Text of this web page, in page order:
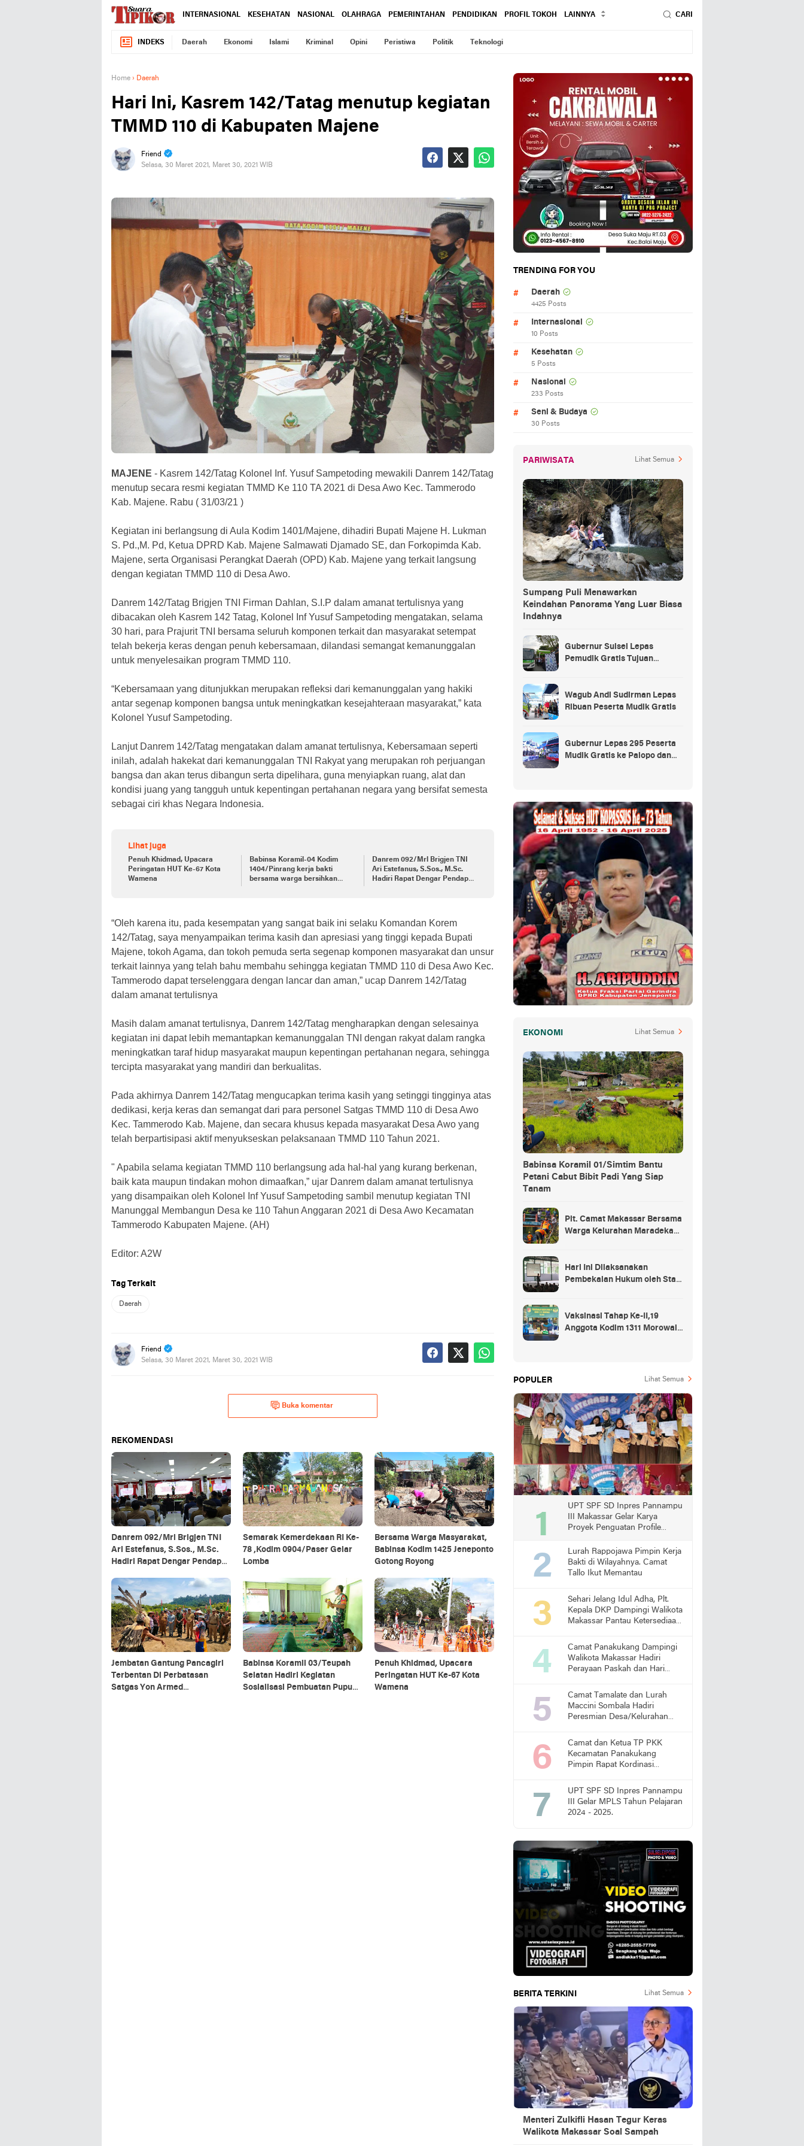
INTERNASIONAL KESEHATAN NASIONAL OLAHRAGA PEMERINTAHAN PENDIDIKAN PROFIL TOKOH LAINNYA CARI
INDEKS Daerah Ekonomi Islami Kriminal Opini Peristiwa Politik Teknologi
Home › Daerah
Hari Ini, Kasrem 142/Tatag menutup kegiatan
TMMD 110 di Kabupaten Majene
Friend
Selasa, 30 Maret 2021, Maret 30, 2021 WIB
MAJENE - Kasrem 142/Tatag Kolonel Inf. Yusuf Sampetoding mewakili Danrem 142/Tatag
menutup secara resmi kegiatan TMMD Ke 110 TA 2021 di Desa Awo Kec. Tammerodo
Kab. Majene. Rabu ( 31/03/21 )
Kegiatan ini berlangsung di Aula Kodim 1401/Majene, dihadiri Bupati Majene H. Lukman
S. Pd.,M. Pd, Ketua DPRD Kab. Majene Salmawati Djamado SE, dan Forkopimda Kab.
Majene, serta Organisasi Perangkat Daerah (OPD) Kab. Majene yang terkait langsung
dengan kegiatan TMMD 110 di Desa Awo.
Danrem 142/Tatag Brigjen TNI Firman Dahlan, S.I.P dalam amanat tertulisnya yang
dibacakan oleh Kasrem 142 Tatag, Kolonel Inf Yusuf Sampetoding mengatakan, selama
30 hari, para Prajurit TNI bersama seluruh komponen terkait dan masyarakat setempat
telah bekerja keras dengan penuh kebersamaan, dilandasi semangat kemanunggalan
untuk menyelesaikan program TMMD 110.
“Kebersamaan yang ditunjukkan merupakan refleksi dari kemanunggalan yang hakiki
antar segenap komponen bangsa untuk meningkatkan kesejahteraan masyarakat,” kata
Kolonel Yusuf Sampetoding.
Lanjut Danrem 142/Tatag mengatakan dalam amanat tertulisnya, Kebersamaan seperti
inilah, adalah hakekat dari kemanunggalan TNI Rakyat yang merupakan roh perjuangan
bangsa dan akan terus dibangun serta dipelihara, guna menyiapkan ruang, alat dan
kondisi juang yang tangguh untuk kepentingan pertahanan negara yang bersifat semesta
sebagai ciri khas Negara Indonesia.
Lihat juga
Penuh Khidmad, Upacara
Peringatan HUT Ke-67 Kota
Wamena
Babinsa Koramil-04 Kodim
1404/Pinrang kerja bakti
bersama warga bersihkan
Danrem 092/Mrl Brigjen TNI
Ari Estefanus, S.Sos., M.Sc.
Hadiri Rapat Dengar Pendapat
“Oleh karena itu, pada kesempatan yang sangat baik ini selaku Komandan Korem
142/Tatag, saya menyampaikan terima kasih dan apresiasi yang tinggi kepada Bupati
Majene, tokoh Agama, dan tokoh pemuda serta segenap komponen masyarakat dan unsur
terkait lainnya yang telah bahu membahu sehingga kegiatan TMMD 110 di Desa Awo Kec.
Tammerodo dapat terselenggara dengan lancar dan aman,” ucap Danrem 142/Tatag
dalam amanat tertulisnya
Masih dalam amanat tertulisnya, Danrem 142/Tatag mengharapkan dengan selesainya
kegiatan ini dapat lebih memantapkan kemanunggalan TNI dengan rakyat dalam rangka
meningkatkan taraf hidup masyarakat maupun kepentingan pertahanan negara, sehingga
tercipta masyarakat yang mandiri dan berkualitas.
Pada akhirnya Danrem 142/Tatag mengucapkan terima kasih yang setinggi tingginya atas
dedikasi, kerja keras dan semangat dari para personel Satgas TMMD 110 di Desa Awo
Kec. Tammerodo Kab. Majene, dan secara khusus kepada masyarakat Desa Awo yang
telah berpartisipasi aktif menyukseskan pelaksanaan TMMD 110 Tahun 2021.
" Apabila selama kegiatan TMMD 110 berlangsung ada hal-hal yang kurang berkenan,
baik kata maupun tindakan mohon dimaafkan,” ujar Danrem dalam amanat tertulisnya
yang disampaikan oleh Kolonel Inf Yusuf Sampetoding sambil menutup kegiatan TNI
Manunggal Membangun Desa ke 110 Tahun Anggaran 2021 di Desa Awo Kecamatan
Tammerodo Kabupaten Majene. (AH)
Editor: A2W
Tag Terkait
Daerah
Friend
Selasa, 30 Maret 2021, Maret 30, 2021 WIB
Buka komentar
REKOMENDASI
Danrem 092/Mrl Brigjen TNI
Ari Estefanus, S.Sos., M.Sc.
Hadiri Rapat Dengar Pendapat
Kalimantan Utara
Semarak Kemerdekaan RI Ke-
78 ,Kodim 0904/Paser Gelar
Lomba
Bersama Warga Masyarakat,
Babinsa Kodim 1425 Jeneponto
Gotong Royong
Jembatan Gantung Pancagiri
Terbentan Di Perbatasan
Satgas Yon Armed
Babinsa Koramil 03/Teupah
Selatan Hadiri Kegiatan
Sosialisasi Pembuatan Pupuk
Penuh Khidmad, Upacara
Peringatan HUT Ke-67 Kota
Wamena
TRENDING FOR YOU
Daerah
4425 Posts
Internasional
10 Posts
Kesehatan
5 Posts
Nasional
233 Posts
Seni & Budaya
30 Posts
PARIWISATA Lihat Semua
Sumpang Puli Menawarkan
Keindahan Panorama Yang Luar Biasa
Indahnya
Gubernur Sulsel Lepas
Pemudik Gratis Tujuan
Wagub Andi Sudirman Lepas
Ribuan Peserta Mudik Gratis
Gubernur Lepas 295 Peserta
Mudik Gratis ke Palopo dan
EKONOMI Lihat Semua
Babinsa Koramil 01/Simtim Bantu
Petani Cabut Bibit Padi Yang Siap
Tanam
Plt. Camat Makassar Bersama
Warga Kelurahan Maradekaya
Hari Ini Dilaksanakan
Pembekalan Hukum oleh Staf
Kostrad
Vaksinasi Tahap Ke-II,19
Anggota Kodim 1311 Morowali
POPULER Lihat Semua
UPT SPF SD Inpres Pannampu
III Makassar Gelar Karya
Proyek Penguatan Profile
Lurah Rappojawa Pimpin Kerja
Bakti di Wilayahnya. Camat
Tallo Ikut Memantau
Sehari Jelang Idul Adha, Plt.
Kepala DKP Dampingi Walikota
Makassar Pantau Ketersediaan
Camat Panakukang Dampingi
Walikota Makassar Hadiri
Perayaan Paskah dan Hari
Camat Tamalate dan Lurah
Maccini Sombala Hadiri
Peresmian Desa/Kelurahan
Camat dan Ketua TP PKK
Kecamatan Panakukang
Pimpin Rapat Kordinasi
Stunting
UPT SPF SD Inpres Pannampu
III Gelar MPLS Tahun Pelajaran
2024 - 2025.
BERITA TERKINI Lihat Semua
Menteri Zulkifli Hasan Tegur Keras
Walikota Makassar Soal Sampah